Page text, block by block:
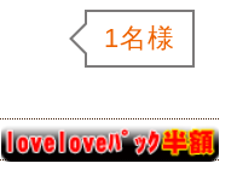
1名様